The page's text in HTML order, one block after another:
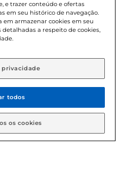
Proibida a venda
de 18 anos, conforme
II (Estatuto da Criança e do
exclusivos para o
as compras on-line é de
Todos os direitos
Gbarbosa.
e trazer conteúdo e ofertas
em seu histórico de navegação.
em armazenar cookies em seu
a respeito de cookies,
privacidade
todos
os cookies